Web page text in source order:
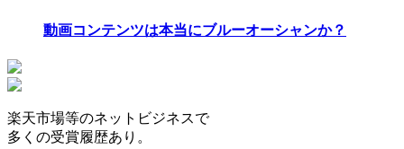
動画コンテンツは本当にブルーオーシャンか？
楽天市場等のネットビジネスで
多くの受賞履歴あり。